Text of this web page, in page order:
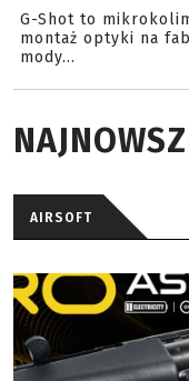
G-Shot to
montaż optyki na
mody...
AIRSOFT